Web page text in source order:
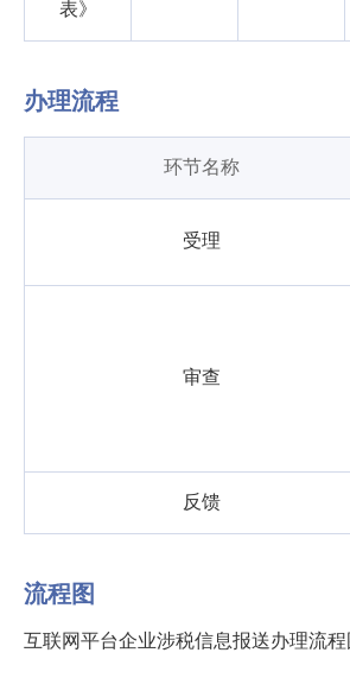
表》
办理流程
环节名称
受理
审查
反馈
流程图
互联网平台企业涉税信息报送办理流程